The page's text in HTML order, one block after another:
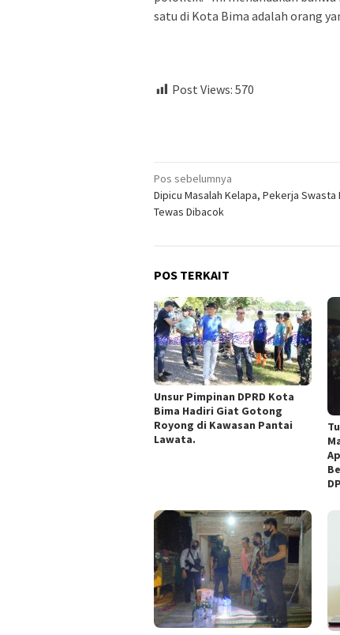
satu di Kota Bima adalah orang
Post Views: 570
Navigasi
pos
Pos sebelumnya
Dipicu Masalah Kelapa, Pekerja Swasta
Tewas Dibacok
POS TERKAIT
Unsur Pimpinan DPRD Kota
Bima Hadiri Giat Gotong
Royong di Kawasan Pantai
Lawata.